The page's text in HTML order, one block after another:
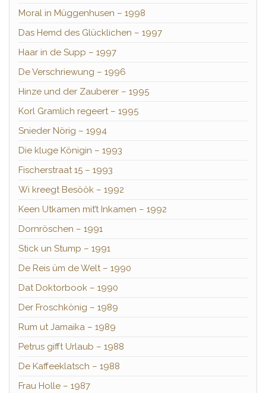
Moral in Müggenhusen – 1998
Das Hemd des Glücklichen – 1997
Haar in de Supp – 1997
De Verschriewung – 1996
Hinze und der Zauberer – 1995
Korl Gramlich regeert – 1995
Snieder Nörig – 1994
Die kluge Königin – 1993
Fischerstraat 15 – 1993
Wi kreegt Besöök – 1992
Keen Utkamen mit’t Inkamen – 1992
Dornröschen – 1991
Stick un Stump – 1991
De Reis üm de Welt – 1990
Dat Doktorbook – 1990
Der Froschkönig – 1989
Rum ut Jamaika – 1989
Petrus gifft Urlaub – 1988
De Kaffeeklatsch – 1988
Frau Holle – 1987